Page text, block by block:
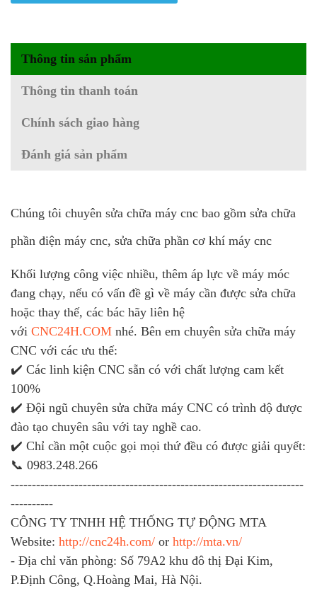
Thông tin sản phẩm
Thông tin thanh toán
Chính sách giao hàng
Đánh giá sản phẩm
Chúng tôi chuyên sửa chữa máy cnc bao gồm sửa chữa
phần điện máy cnc, sửa chữa phần cơ khí máy cnc
Khối lượng công việc nhiều, thêm áp lực về máy móc
đang chạy, nếu có vấn đề gì về máy cần được sửa chữa
hoặc thay thế, các bác hãy liên hệ
với CNC24H.COM nhé. Bên em chuyên sửa chữa máy
CNC với các ưu thế:
✔️ Các linh kiện CNC sẵn có với chất lượng cam kết
100%
✔️ Đội ngũ chuyên sửa chữa máy CNC có trình độ được
đào tạo chuyên sâu với tay nghề cao.
✔️ Chỉ cần một cuộc gọi mọi thứ đều có được giải quyết:
📞 0983.248.266
---------------------------------------------------------------------
----------
CÔNG TY TNHH HỆ THỐNG TỰ ĐỘNG MTA
Website: http://cnc24h.com/ or http://mta.vn/
- Địa chỉ văn phòng: Số 79A2 khu đô thị Đại Kim,
P.Định Công, Q.Hoàng Mai, Hà Nội.